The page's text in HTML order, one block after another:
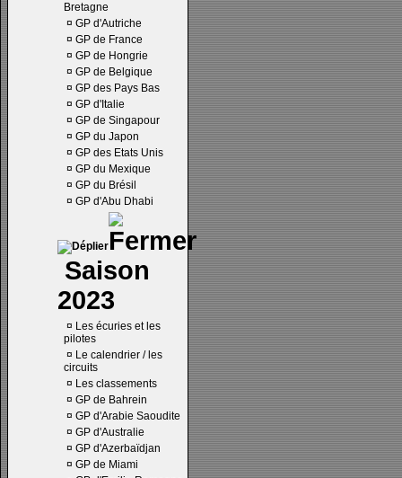
Bretagne
¤ GP d'Autriche
¤ GP de France
¤ GP de Hongrie
¤ GP de Belgique
¤ GP des Pays Bas
¤ GP d'Italie
¤ GP de Singapour
¤ GP du Japon
¤ GP des Etats Unis
¤ GP du Mexique
¤ GP du Brésil
¤ GP d'Abu Dhabi
Saison
2023
¤ Les écuries et les
pilotes
¤ Le calendrier / les
circuits
¤ Les classements
¤ GP de Bahrein
¤ GP d'Arabie Saoudite
¤ GP d'Australie
¤ GP d'Azerbaïdjan
¤ GP de Miami